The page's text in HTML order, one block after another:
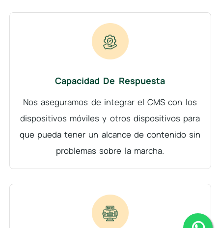
Capacidad De Respuesta
Nos aseguramos de integrar el CMS con los
dispositivos móviles y otros dispositivos para
que pueda tener un alcance de contenido sin
problemas sobre la marcha.